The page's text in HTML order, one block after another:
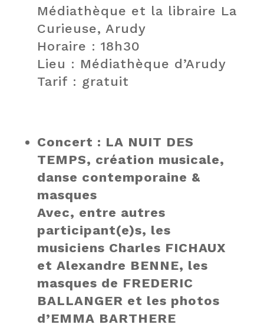
Médiathèque et la libraire La
Curieuse, Arudy
Horaire : 18h30
Lieu : Médiathèque d’Arudy
Tarif : gratuit
Concert : LA NUIT DES
TEMPS, création musicale,
danse contemporaine &
masques
Avec, entre autres
participant(e)s, les
musiciens Charles FICHAUX
et Alexandre BENNE, les
masques de FREDERIC
BALLANGER et les photos
d’EMMA BARTHERE